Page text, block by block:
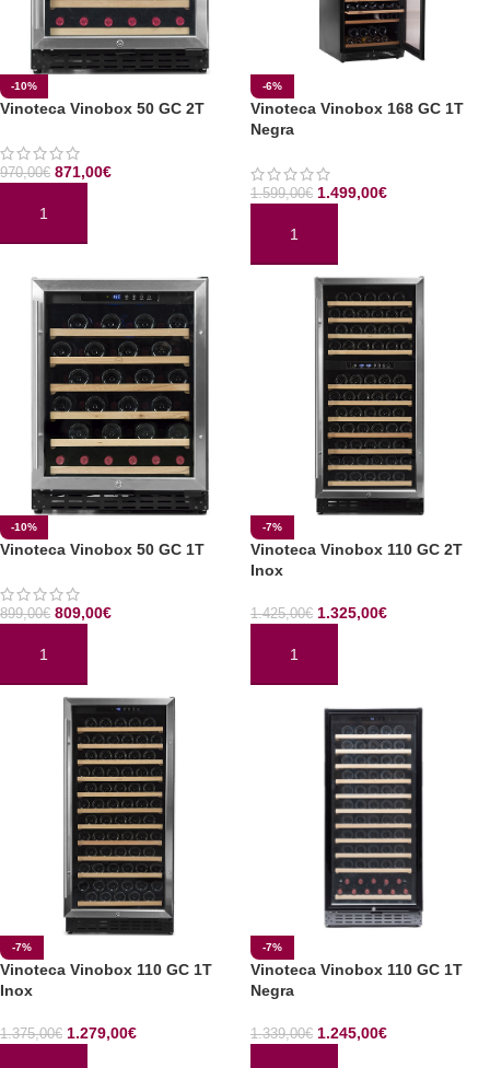
-10%
Vinoteca Vinobox 50 GC 2T
970,00€ 871,00€
AÑADIR AL CARRITO
-6%
Vinoteca Vinobox 168 GC 1T
Negra
1.599,00€ 1.499,00€
AÑADIR AL CARRITO
-10%
Vinoteca Vinobox 50 GC 1T
899,00€ 809,00€
AÑADIR AL CARRITO
-7%
Vinoteca Vinobox 110 GC 2T
Inox
1.425,00€ 1.325,00€
AÑADIR AL CARRITO
-7%
Vinoteca Vinobox 110 GC 1T
Inox
1.375,00€ 1.279,00€
-7%
Vinoteca Vinobox 110 GC 1T
Negra
1.339,00€ 1.245,00€